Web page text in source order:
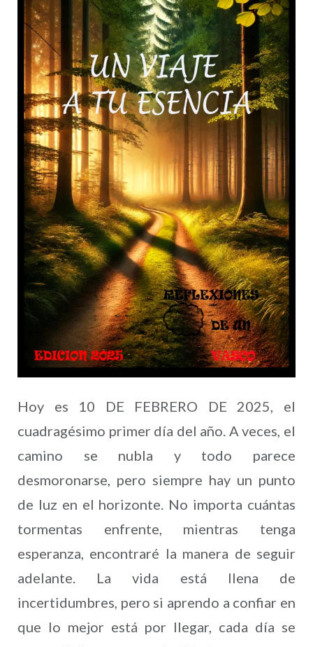
Hoy es 10 DE FEBRERO DE 2025, el
cuadragésimo primer día del año. A veces, el
camino se nubla y todo parece
desmoronarse, pero siempre hay un punto
de luz en el horizonte. No importa cuántas
tormentas enfrente, mientras tenga
esperanza, encontraré la manera de seguir
adelante. La vida está llena de
incertidumbres, pero si aprendo a confiar en
que lo mejor está por llegar, cada día se